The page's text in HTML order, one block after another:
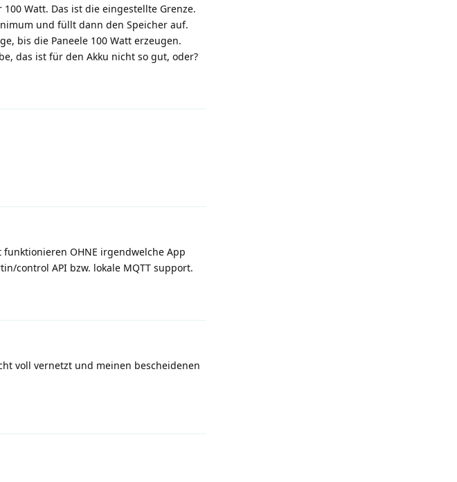
Watt. Das ist die eingestellte Grenze.
und füllt dann den Speicher auf.
bis die Paneele 100 Watt erzeugen.
das ist für den Akku nicht so gut, oder?
OHNE irgendwelche App
control API bzw. lokale MQTT support.
voll vernetzt und meinen bescheidenen